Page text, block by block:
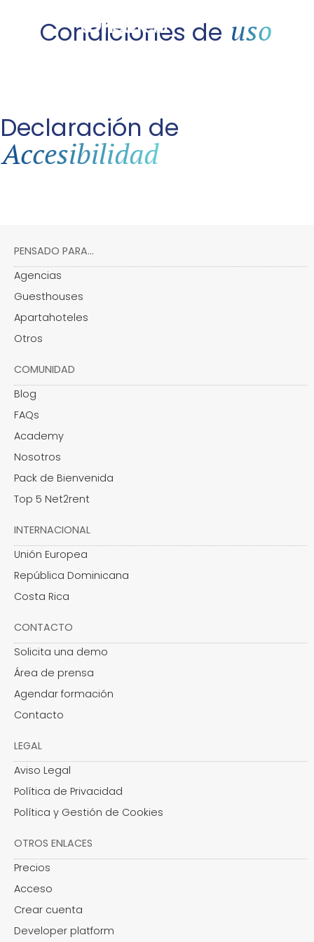
Condiciones de uso
Declaración de
Accesibilidad
PENSADO PARA...
Agencias
Guesthouses
Apartahoteles
Otros
COMUNIDAD
Blog
FAQs
Academy
Nosotros
Pack de Bienvenida
Top 5 Net2rent
INTERNACIONAL
Unión Europea
República Dominicana
Costa Rica
CONTACTO
Solicita una demo
Área de prensa
Agendar formación
Contacto
LEGAL
Aviso Legal
Política de Privacidad
Política y Gestión de Cookies
OTROS ENLACES
Precios
Acceso
Crear cuenta
Developer platform